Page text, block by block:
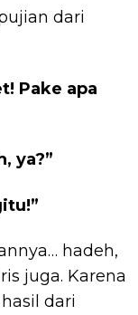
dari
Pake apa
ya?”
hadeh,
juga. Karena
dari